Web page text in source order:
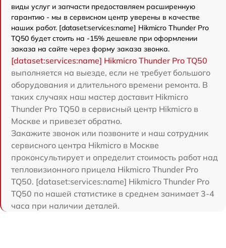
виды услуг и запчасти предоставляем расширенную
гарантию - мы в сервисном центр уверены в качестве
наших работ. [dataset:services:name] Hikmicro Thunder Pro
TQ50 будет стоить на -15% дешевле при оформлении
заказа на сайте через форму заказа звонка.
[dataset:services:name] Hikmicro Thunder Pro TQ50
выполняется на выезде, если не требует большого
оборудования и длительного времени ремонта. В
таких случаях наш мастер доставит Hikmicro
Thunder Pro TQ50 в сервисный центр Hikmicro в
Москве и привезет обратно.
Закажите звонок или позвоните и наш сотрудник
сервисного центра Hikmicro в Москве
проконсультирует и определит стоимость работ над
тепловизионного прицела Hikmicro Thunder Pro
TQ50. [dataset:services:name] Hikmicro Thunder Pro
TQ50 по нашей статистике в среднем занимает 3-4
часа при наличии деталей.